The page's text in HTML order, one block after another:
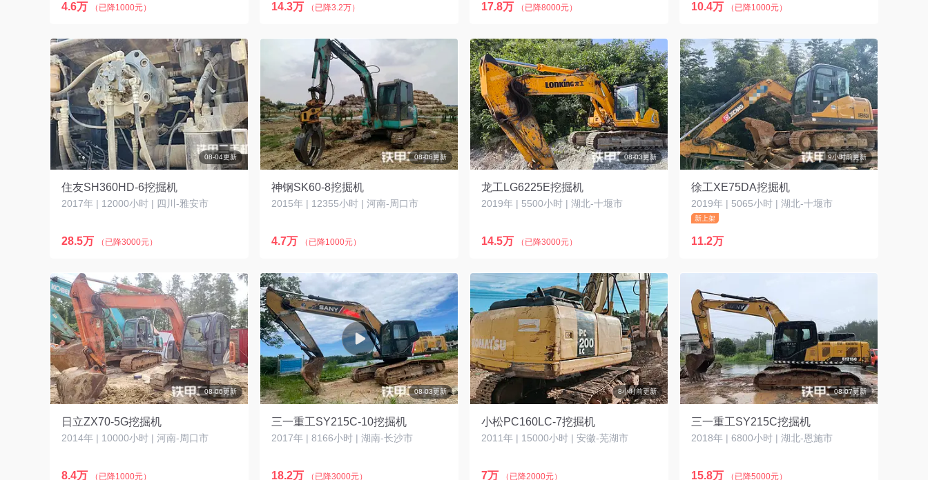
4.6万 （已降1000元） 14.3万 （已降3.2万） 17.8万 （已降8000元） 10.4万 （已降1000元）
08-04更新
住友SH360HD-6挖掘机
2017年 | 12000小时 | 四川-雅安市
28.5万 （已降3000元）
08-06更新
神钢SK60-8挖掘机
2015年 | 12355小时 | 河南-周口市
4.7万 （已降1000元）
08-03更新
龙工LG6225E挖掘机
2019年 | 5500小时 | 湖北-十堰市
14.5万 （已降3000元）
9小时前更新
徐工XE75DA挖掘机
2019年 | 5065小时 | 湖北-十堰市
新上架
11.2万
08-06更新
日立ZX70-5G挖掘机
2014年 | 10000小时 | 河南-周口市
8.4万 （已降1000元）
08-03更新
三一重工SY215C-10挖掘机
2017年 | 8166小时 | 湖南-长沙市
18.2万 （已降3000元）
8小时前更新
小松PC160LC-7挖掘机
2011年 | 15000小时 | 安徽-芜湖市
7万 （已降2000元）
08-07更新
三一重工SY215C挖掘机
2018年 | 6800小时 | 湖北-恩施市
15.8万 （已降5000元）